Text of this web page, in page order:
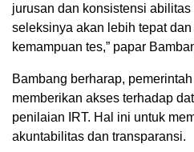
jurusan dan konsistensi
seleksinya akan lebih tepat
kemampuan tes,” papar
Bambang berharap,
memberikan akses terhadap
penilaian IRT. Hal ini untuk
akuntabilitas dan transparansi.